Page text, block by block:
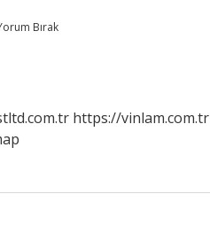
Bırak
https://vinlam.com.tr